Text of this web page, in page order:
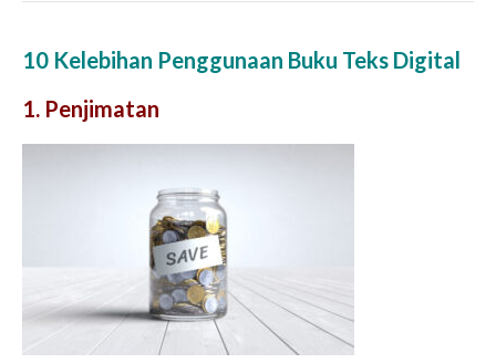
10 Kelebihan Penggunaan Buku Teks Digital
1. Penjimatan